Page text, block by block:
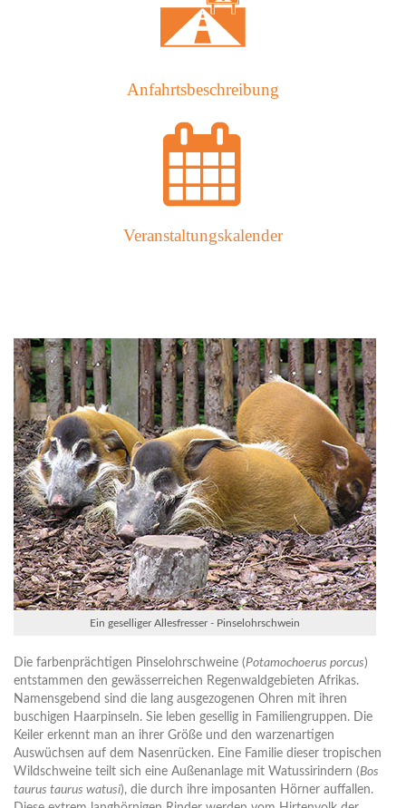
Anfahrtsbeschreibung
Veranstaltungskalender
Ein geselliger Allesfresser - Pinselohrschwein
Die farbenprächtigen Pinselohrschweine (Potamochoerus porcus)
entstammen den gewässerreichen Regenwaldgebieten Afrikas.
Namensgebend sind die lang ausgezogenen Ohren mit ihren
buschigen Haarpinseln. Sie leben gesellig in Familiengruppen. Die
Keiler erkennt man an ihrer Größe und den warzenartigen
Auswüchsen auf dem Nasenrücken. Eine Familie dieser tropischen
Wildschweine teilt sich eine Außenanlage mit Watussirindern (Bos
taurus taurus watusi), die durch ihre imposanten Hörner auffallen.